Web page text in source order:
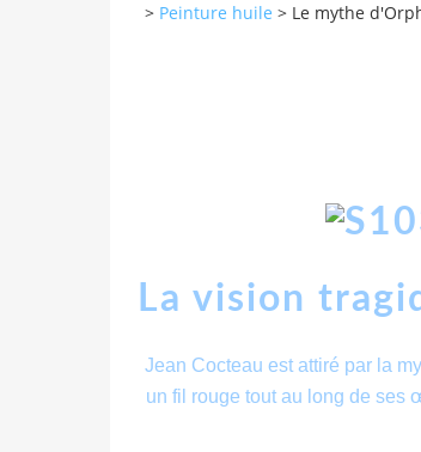
> Peinture huile > Le mythe
La vision
Jean Cocteau est attiré par la
un fil rouge tout au long de ses